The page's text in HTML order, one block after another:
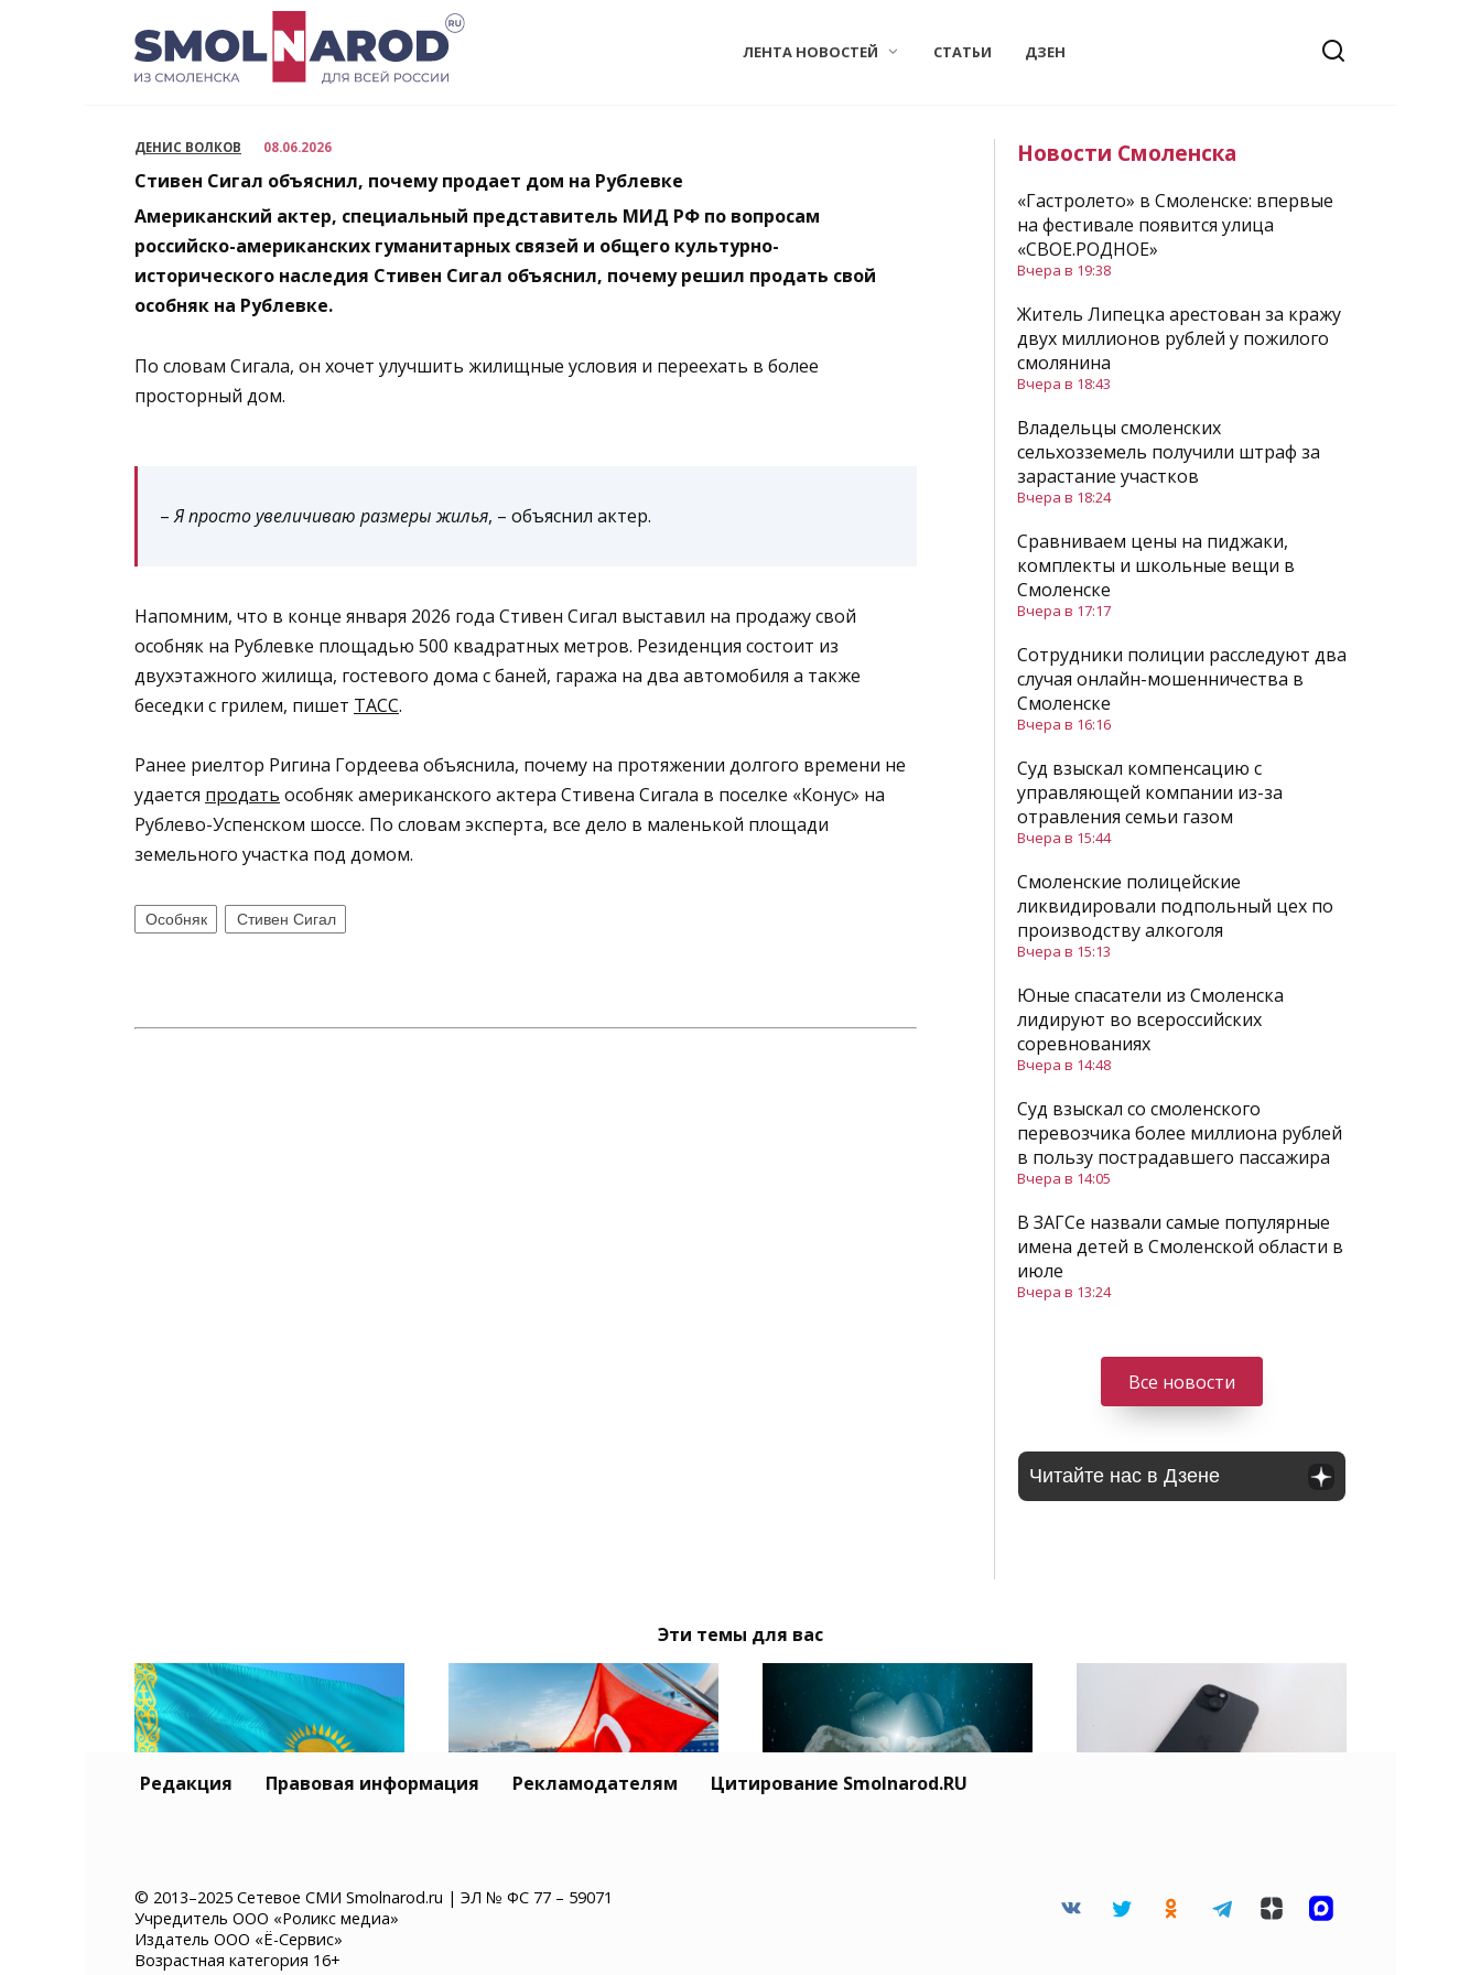
ЛЕНТА НОВОСТЕЙ СТАТЬИ ДЗЕН
ДЕНИС ВОЛКОВ 08.06.2026
Стивен Сигал объяснил, почему продает дом на Рублевке
Американский актер, специальный представитель МИД РФ по вопросам
российско-американских гуманитарных связей и общего культурно-
исторического наследия Стивен Сигал объяснил, почему решил продать свой
особняк на Рублевке.
По словам Сигала, он хочет улучшить жилищные условия и переехать в более
просторный дом.
–Я просто увеличиваю размеры жилья, – объяснил актер.
Напомним, что в конце января 2026 года Стивен Сигал выставил на продажу свой
особняк на Рублевке площадью 500 квадратных метров. Резиденция состоит из
двухэтажного жилища, гостевого дома с баней, гаража на два автомобиля а также
беседки с грилем, пишет ТАСС.
Ранее риелтор Ригина Гордеева объяснила, почему на протяжении долгого времени не
удается продать особняк американского актера Стивена Сигала в поселке «Конус» на
Рублево-Успенском шоссе. По словам эксперта, все дело в маленькой площади
земельного участка под домом.
Особняк Стивен Сигал
Новости Смоленска
«Гастролето» в Смоленске: впервые
на фестивале появится улица
«СВОЕ.РОДНОЕ»
Вчера в 19:38
Житель Липецка арестован за кражу
двух миллионов рублей у пожилого
смолянина
Вчера в 18:43
Владельцы смоленских
сельхозземель получили штраф за
зарастание участков
Вчера в 18:24
Сравниваем цены на пиджаки,
комплекты и школьные вещи в
Смоленске
Вчера в 17:17
Сотрудники полиции расследуют два
случая онлайн-мошенничества в
Смоленске
Вчера в 16:16
Суд взыскал компенсацию с
управляющей компании из-за
отравления семьи газом
Вчера в 15:44
Смоленские полицейские
ликвидировали подпольный цех по
производству алкоголя
Вчера в 15:13
Юные спасатели из Смоленска
лидируют во всероссийских
соревнованиях
Вчера в 14:48
Суд взыскал со смоленского
перевозчика более миллиона рублей
в пользу пострадавшего пассажира
Вчера в 14:05
В ЗАГСе назвали самые популярные
имена детей в Смоленской области в
июле
Вчера в 13:24
Все новости
Читайте нас в Дзене
Эти темы для вас
Казахстан хочет ввести
платное разрешение на
въезд для иностранцев
и Киев обеспечить
защитную пленку на
разбитый экран
Редакция Правовая информация Рекламодателям Цитирование Smolnarod.RU
© 2013–2025 Сетевое СМИ Smolnarod.ru | ЭЛ № ФС 77 – 59071
Учредитель ООО «Роликс медиа»
Издатель ООО «Ё-Сервис»
Возрастная категория 16+